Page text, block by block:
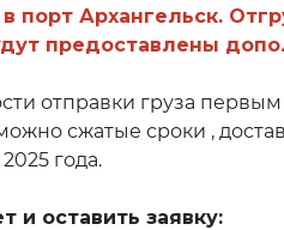
в порт Архангельск.
предоставлены
отправки груза
сжатые сроки ,
года.
и оставить заявку: